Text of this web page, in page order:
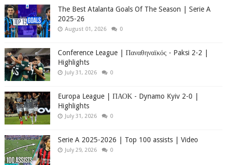
The Best Atalanta Goals Of The Season | Serie A
2025-26
August 01, 2026 0
Conference League | Παναθηναϊκός - Paksi 2-2 |
Highlights
July 31, 2026 0
Europa League | ΠΑΟΚ - Dynamo Kyiv 2-0 |
Highlights
July 31, 2026 0
Serie A 2025-2026 | Top 100 assists | Video
July 29, 2026 0